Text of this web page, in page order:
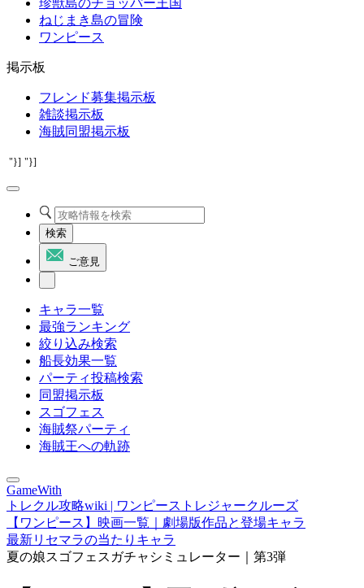
珍獣島のチョッパー王国
ねじまき島の冒険
ワンピース
掲示板
フレンド募集掲示板
雑談掲示板
海賊同盟掲示板
"}] "}]
検索
ご意見
キャラ一覧
最強ランキング
絞り込み検索
船長効果一覧
パーティ投稿検索
同盟掲示板
スゴフェス
海賊祭パーティ
海賊王への軌跡
GameWith
トレクル攻略wiki | ワンピーストレジャークルーズ
【ワンピース】映画一覧｜劇場版作品と登場キャラ
最新リセマラの当たりキャラ
夏の娘スゴフェスガチャシミュレーター｜第3弾